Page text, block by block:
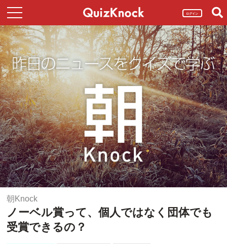
ログイン
朝Knock
ノーベル賞って、個人ではなく団体でも
受賞できるの？